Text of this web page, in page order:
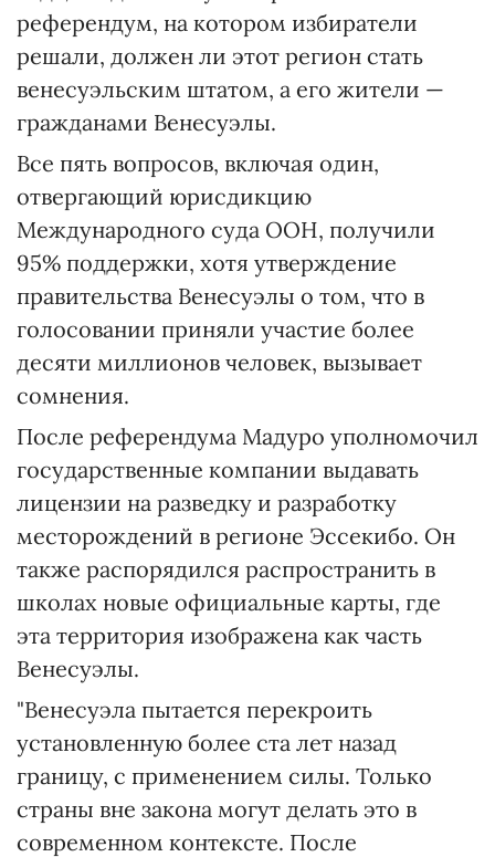
референдум, на котором избиратели
решали, должен ли этот регион стать
венесуэльским штатом, а его жители —
гражданами Венесуэлы.
Все пять вопросов, включая один,
отвергающий юрисдикцию
Международного суда ООН, получили
95% поддержки, хотя утверждение
правительства Венесуэлы о том, что в
голосовании приняли участие более
десяти миллионов человек, вызывает
сомнения.
После референдума Мадуро уполномочил
государственные компании выдавать
лицензии на разведку и разработку
месторождений в регионе Эссекибо. Он
также распорядился распространить в
школах новые официальные карты, где
эта территория изображена как часть
Венесуэлы.
"Венесуэла пытается перекроить
установленную более ста лет назад
границу, с применением силы. Только
страны вне закона могут делать это в
современном контексте. После